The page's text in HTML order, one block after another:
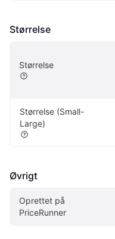
Størrelse
Størrelse
Størrelse (Small-
Large)
Øvrigt
Oprettet på
PriceRunner